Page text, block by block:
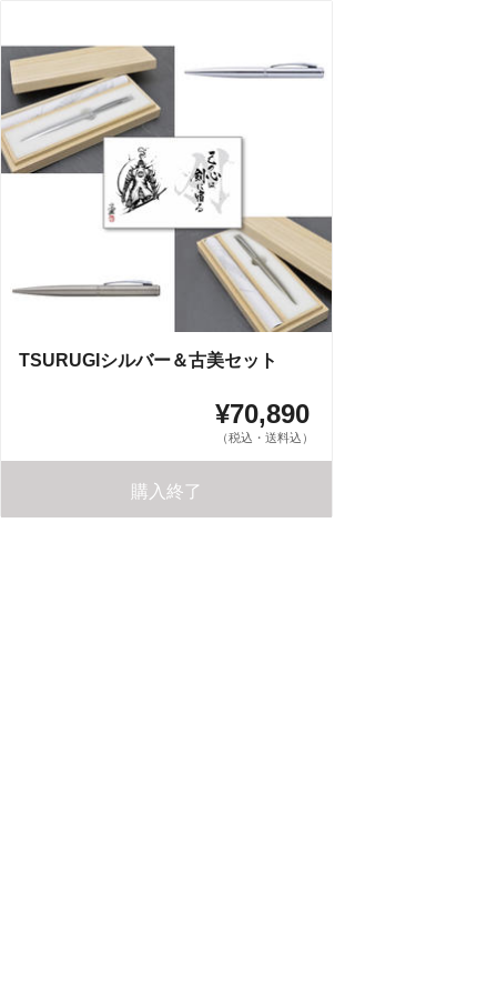
TSURUGIシルバー＆古美セット
¥70,890
（税込・送料込）
購入終了